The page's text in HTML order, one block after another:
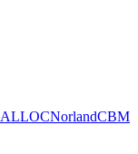
ALLOCNorlandCBM